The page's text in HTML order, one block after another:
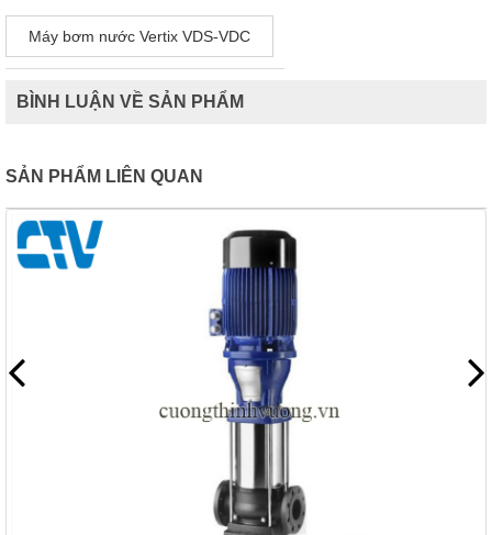
Máy bơm nước Vertix VDS-VDC
BÌNH LUẬN VỀ SẢN PHẨM
SẢN PHẨM LIÊN QUAN